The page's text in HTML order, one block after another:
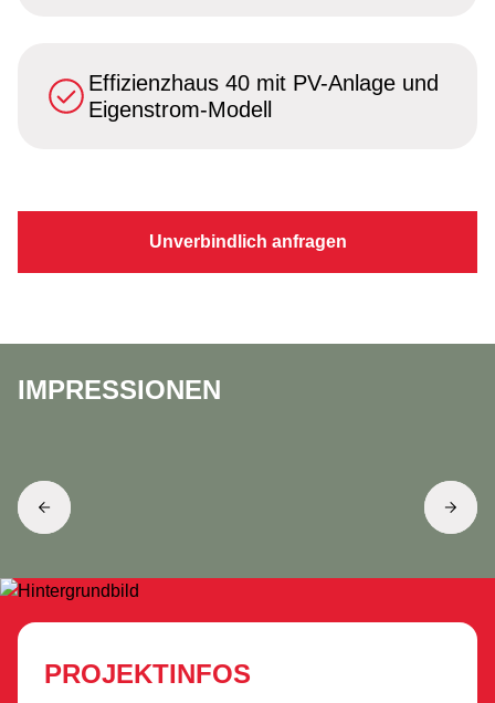
Effizienzhaus 40 mit PV-Anlage und
Eigenstrom-Modell
Unverbindlich anfragen
IMPRESSIONEN
PROJEKTINFOS